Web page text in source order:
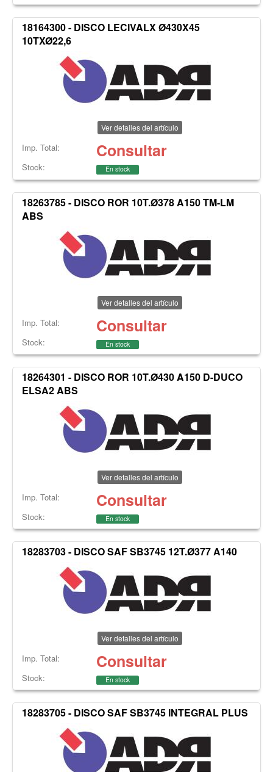
18164300 - DISCO LECIVALX Ø430X45
10TXØ22,6
Ver detalles del artículo
Imp. Total: Consultar
Stock: En stock
18263785 - DISCO ROR 10T.Ø378 A150 TM-LM
ABS
Ver detalles del artículo
Imp. Total: Consultar
Stock: En stock
18264301 - DISCO ROR 10T.Ø430 A150 D-DUCO
ELSA2 ABS
Ver detalles del artículo
Imp. Total: Consultar
Stock: En stock
18283703 - DISCO SAF SB3745 12T.Ø377 A140
Ver detalles del artículo
Imp. Total: Consultar
Stock: En stock
18283705 - DISCO SAF SB3745 INTEGRAL PLUS